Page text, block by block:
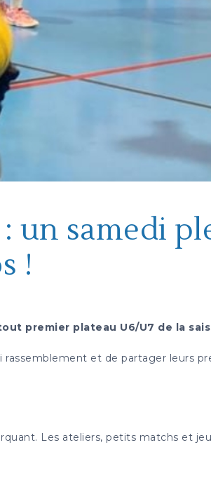
: un samedi
!
premier plateau U6/U7 de la
rassemblement et de partager leurs
Les ateliers, petits matchs et